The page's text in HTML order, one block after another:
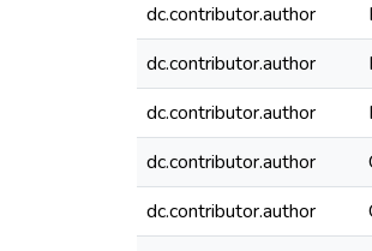
dc.contributor.author
dc.contributor.author
dc.contributor.author
dc.contributor.author
dc.contributor.author